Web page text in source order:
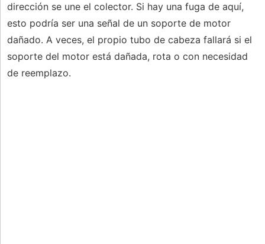
dirección se une el colector. Si hay una fuga de aquí,
esto podría ser una señal de un soporte de motor
dañado. A veces, el propio tubo de cabeza fallará si el
soporte del motor está dañada, rota o con necesidad
de reemplazo.